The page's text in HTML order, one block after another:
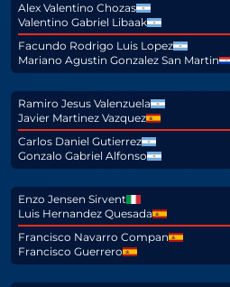
Alex Valentino Chozas
Valentino Gabriel Libaak
Facundo Rodrigo Luis Lopez
Mariano Agustin Gonzalez San Martin
Ramiro Jesus Valenzuela
Javier Martinez Vazquez
Carlos Daniel Gutierrez
Gonzalo Gabriel Alfonso
Enzo Jensen Sirvent
Luis Hernandez Quesada
Francisco Navarro Compan
Francisco Guerrero